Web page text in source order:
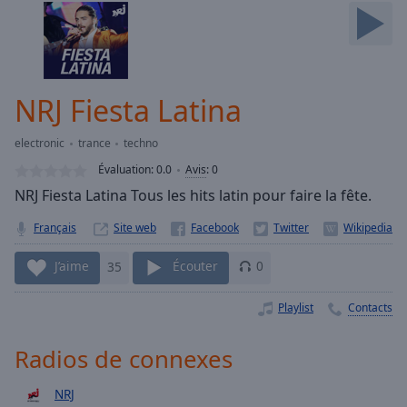
Duration
Loaded:
Stream
Seek to
live,
currently
behind
liveLIVE
NRJ Fiesta Latina
electronic trance
techno
Évaluation:0.0 Avis:0
NRJ Fiesta Latina Tous les hits latin pour faire la fête.
Français Site web
J’aime 35 Écouter 0
Playlist Contacts
Radios de connexes
NRJ